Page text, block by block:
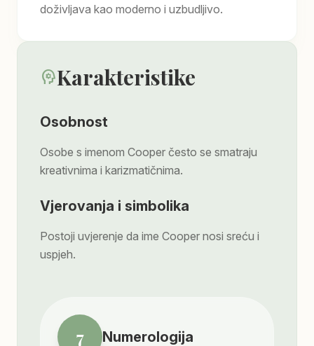
doživljava kao moderno i uzbudljivo.
psychologyKarakteristike
Osobnost
Osobe s imenom Cooper često se smatraju
kreativnima i karizmatičnima.
Vjerovanja i simbolika
Postoji uvjerenje da ime Cooper nosi sreću i
uspjeh.
7 Numerologija